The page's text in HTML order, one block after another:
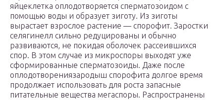
яйцеклетка оплодотворяется сперматозоидом с
помощью воды и образует зиготу. Из зиготы
вырастает взрослое растение — спорофит. Заростки
селягинелл сильно редуцированы и обычно
развиваются, не покидая оболочек рассеившихся
спор. В этом случае из микроспоры выходят уже
сформированные сперматозоиды. Даже после
оплодотворениязародыш спорофита долгое время
продолжает использовать для роста запасные
питательные вещества мегаспоры. Распространены